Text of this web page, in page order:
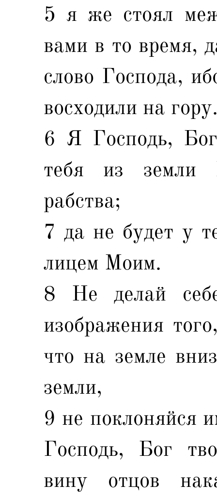
5 я же стоял
вами в то время,
слово Господа,
восходили на
6 Я Господь,
тебя из земли
рабства;
7 да не будет у
лицем Моим.
8 Не делай
изображения
что на земле
земли,
9 не поклоняйся
Господь, Бог
вину отцов